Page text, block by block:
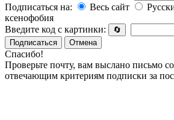
Подписаться на:
Весь сайт
ксенофобия
Введите код с картинки:
🔄
Подписаться
Отмена
Спасибо!
Проверьте почту, вам выслано письмо
отвечающим критериям подписки за